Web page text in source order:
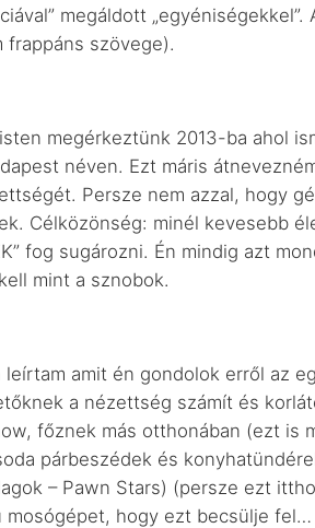
megáldott
frappáns szövege).
megérkeztünk 2013-ba ahol
néven. Ezt máris
Persze nem azzal, hogy
Célközönség: minél kevesebb
fog sugározni. Én mindig azt
mint a sznobok.
leírtam amit én gondolok erről az
a nézettség számít és
főznek más otthonában (ezt is
párbeszédek és
– Pawn Stars) (persze ezt
mosógépet, hogy ezt becsülje